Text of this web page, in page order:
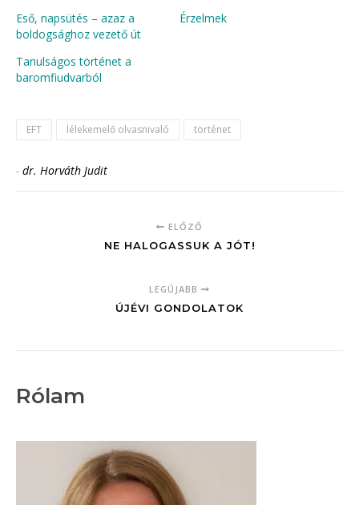
Eső, napsütés – azaz a
boldogsághoz vezető út
Érzelmek
Tanulságos történet a
baromfiudvarból
EFT lélekemelő olvasnivaló történet
- dr. Horváth Judit
ELŐZŐ
NE HALOGASSUK A JÓT!
LEGÚJABB
ÚJÉVI GONDOLATOK
Rólam